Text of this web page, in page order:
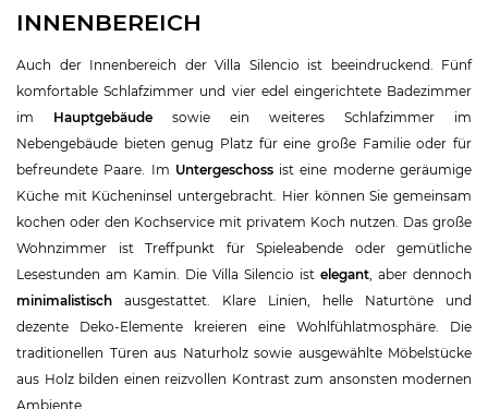
INNENBEREICH
Auch der Innenbereich der Villa Silencio ist beeindruckend. Fünf
komfortable Schlafzimmer und vier edel eingerichtete Badezimmer
im Hauptgebäude sowie ein weiteres Schlafzimmer im
Nebengebäude bieten genug Platz für eine große Familie oder für
befreundete Paare. Im Untergeschossist eine moderne geräumige
Küche mit Kücheninsel untergebracht. Hier können Sie gemeinsam
kochen oder den Kochservice mit privatem Koch nutzen. Das große
Wohnzimmer ist Treffpunkt für Spieleabende oder gemütliche
Lesestunden am Kamin. Die Villa Silencio ist elegant , aber dennoch
minimalistisch ausgestattet. Klare Linien, helle Naturtöne und
dezente Deko-Elemente kreieren eine Wohlfühlatmosphäre. Die
traditionellen Türen aus Naturholz sowie ausgewählte Möbelstücke
aus Holz bilden einen reizvollen Kontrast zum ansonsten modernen
Ambiente.